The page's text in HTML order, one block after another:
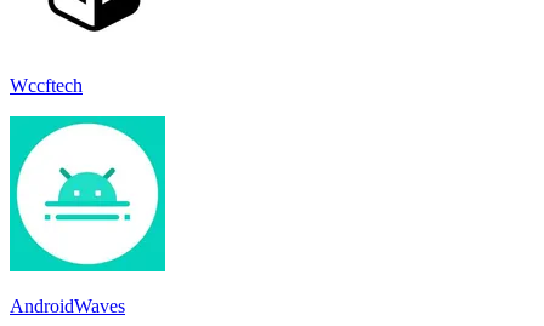
Wccftech
AndroidWaves